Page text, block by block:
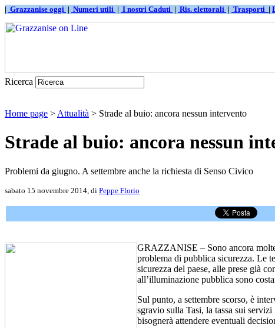
| Grazzanise oggi | Numeri utili | I nostri Caduti | Ris. elettorali | Trasporti |
Ricerca
Home page > Attualità > Strade al buio: ancora nessun intervento
Strade al buio: ancora nessun
Problemi da giugno. A settembre anche la richiesta di Senso Civico
sabato 15 novembre 2014, di Peppe Florio
GRAZZANISE – Sono ancora
problema di pubblica sicurezza. Le
sicurezza del paese, alle prese già
all’illuminazione pubblica sono
Sul punto, a settembre scorso, è
sgravio sulla Tasi, la tassa sui
bisognerà attendere eventuali